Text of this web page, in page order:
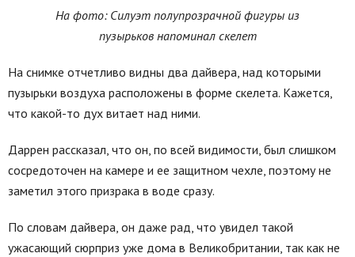
На фото: Силуэт полупрозрачной фигуры из
пузырьков напоминал скелет
На снимке отчетливо видны два дайвера, над которыми
пузырьки воздуха расположены в форме скелета. Кажется,
что какой-то дух витает над ними.
Даррен рассказал, что он, по всей видимости, был слишком
сосредоточен на камере и ее защитном чехле, поэтому не
заметил этого призрака в воде сразу.
По словам дайвера, он даже рад, что увидел такой
ужасающий сюрприз уже дома в Великобритании, так как не